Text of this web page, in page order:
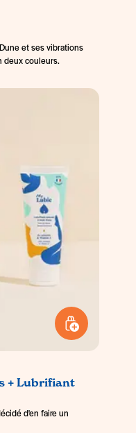
et ses vibrations
deux couleurs.
AJOUTER AU
+ Lubrifiant
d'en faire un